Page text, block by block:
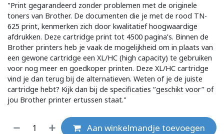
"Print gegarandeerd zonder problemen met de originele
toners van Brother. De documenten die je met de rood TN-
625 print, kenmerken zich door kwalitatief hoogwaardige
afdrukken. Deze cartridge print tot 4500 pagina’s. Binnen de
Brother printers heb je vaak de mogelijkheid om in plaats van
een gewone cartridge een XL/HC (high capacity) te gebruiken
voor nog meer en goedkoper printen. Deze XL/HC cartridge
vind je dan terug bij de alternatieven. Weten of je de juiste
cartridge hebt? Kijk dan bij de specificaties ‘’geschikt voor’’ of
jou Brother printer ertussen staat."
Aan winkelmandje toevoegen